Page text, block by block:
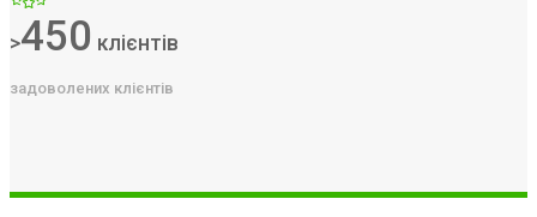
>450 клієнтів
задоволених клієнтів